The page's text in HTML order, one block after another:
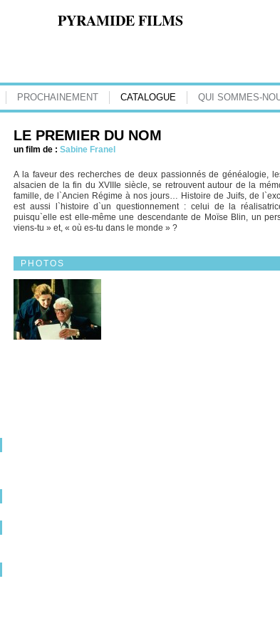
PYRAMIDE FILMS
PROCHAINEMENT CATALOGUE QUI SOMMES-
LE PREMIER DU NOM
un film de : Sabine Franel
A la faveur des recherches de deux passionnés de généalogie,
alsacien de la fin du XVIIIe siècle, se retrouvent autour de la
famille, de l`Ancien Régime à nos jours… Histoire de Juifs, de
est aussi l`histoire d`un questionnement : celui de la
puisqu`elle est elle-même une descendante de Moïse Blin, un
viens-tu » et, « où es-tu dans le monde » ?
PHOTOS